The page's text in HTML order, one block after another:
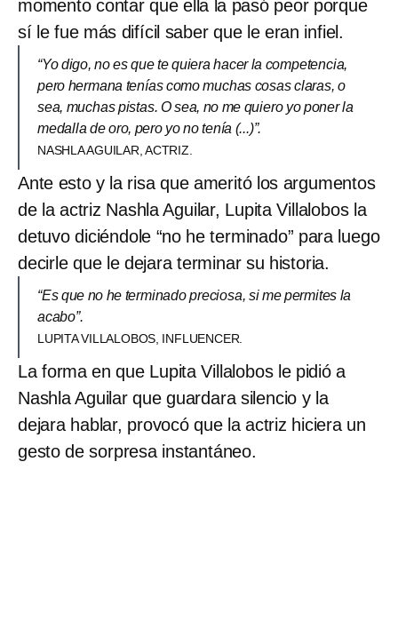
momento contar que ella la pasó peor porque
sí le fue más difícil saber que le eran infiel.
“Yo digo, no es que te quiera hacer la competencia,
pero hermana tenías como muchas cosas claras, o
sea, muchas pistas. O sea, no me quiero yo poner la
medalla de oro, pero yo no tenía (...)”.
NASHLA AGUILAR, ACTRIZ.
Ante esto y la risa que ameritó los argumentos
de la actriz Nashla Aguilar, Lupita Villalobos la
detuvo diciéndole “no he terminado” para luego
decirle que le dejara terminar su historia.
“Es que no he terminado preciosa, si me permites la
acabo”.
LUPITA VILLALOBOS, INFLUENCER.
La forma en que Lupita Villalobos le pidió a
Nashla Aguilar que guardara silencio y la
dejara hablar, provocó que la actriz hiciera un
gesto de sorpresa instantáneo.